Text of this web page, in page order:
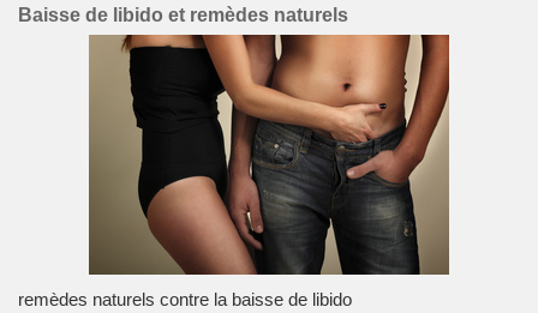
Baisse de libido et remèdes naturels
remèdes naturels contre la baisse de libido